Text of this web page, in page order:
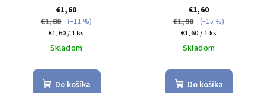
€1,60
€1,80
(–11 %)
Jednotková
cena:
€1,60 / 1 ks
Skladom
Do košíka
€1,60
€1,90
(–15 %)
Jednotková
cena:
€1,60 / 1 ks
Skladom
Do košíka